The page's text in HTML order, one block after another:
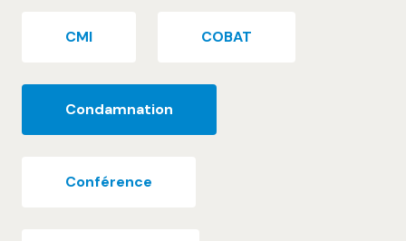
CMI COBAT
Condamnation
Conférence